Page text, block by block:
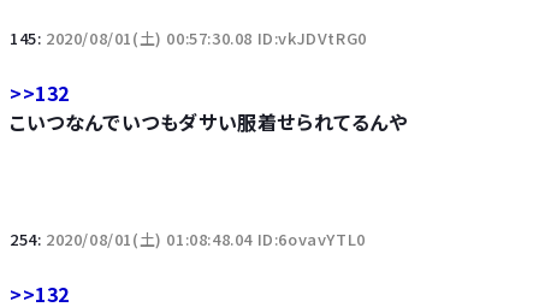
145: 2020/08/01(土) 00:57:30.08 ID:vkJDVtRG0
>>132
こいつなんでいつもダサい服着せられてるんや
254: 2020/08/01(土) 01:08:48.04 ID:6ovavYTL0
>>132